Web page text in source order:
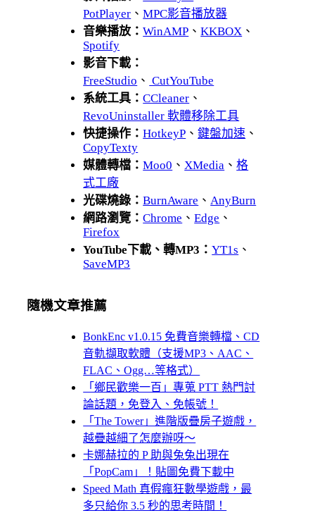
PotPlayer 、MPC影音播放器
音樂播放：WinAMP 、KKBOX 、
Spotify
影音下載：
FreeStudio 、 CutYouTube
系統工具：CCleaner 、
RevoUninstaller 軟體移除工具
快捷操作：HotkeyP 、鍵盤加速 、
CopyTexty
媒體轉檔：Moo0 、 XMedia 、格
式工廠
光碟燒錄：BurnAware 、 AnyBurn
網路瀏覽：Chrome 、Edge 、
Firefox
YouTube下載、轉MP3：YT1s 、
SaveMP3
隨機文章推薦
BonkEnc v1.0.15 免費音樂轉檔、CD
音軌擷取軟體（支援MP3、AAC、
FLAC、Ogg…等格式）
「鄉民歡樂一百」專蒐 PTT 熱門討
論話題，免登入、免帳號！
「The Tower」進階版疊房子遊戲，
越疊越細了怎麼辦呀～
卡娜赫拉的 P 助與兔兔出現在
「PopCam」！貼圖免費下載中
Speed Math 真假瘋狂數學遊戲，最
多只給你 3.5 秒的思考時間！